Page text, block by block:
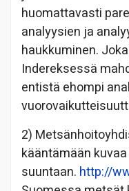
huomattavasti
analyysien ja
haukkuminen.
Indereksessä
entistä ehompi
2)
kääntämään
suuntaan. http://